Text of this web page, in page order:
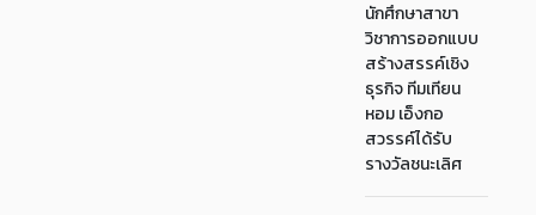
นักศึกษาสาขา
วิชาการออกแบบ
สร้างสรรค์เชิง
ธุรกิจ ทีมเทียน
หอม เอ็งกอ
สวรรค์ได้รับ
รางวัลชนะเลิศ